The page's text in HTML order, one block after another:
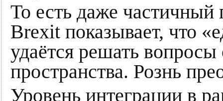
То есть даже частичный
Brexit показывает, что
удаётся решать
пространства. Рознь
Уровень интеграции в